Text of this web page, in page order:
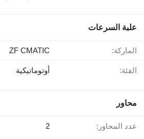
علبة السرعات
الماركة: ZF CMATIC
الفئة: أوتوماتيكية
محاور
عدد المحاور: 2